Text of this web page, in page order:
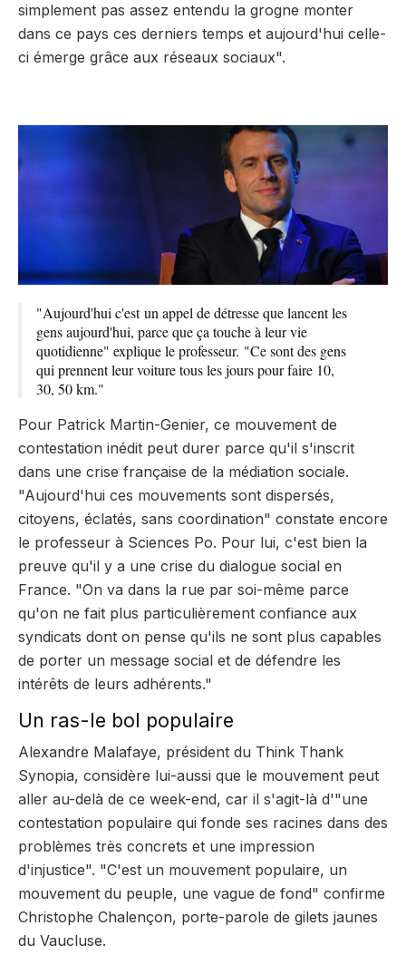
simplement pas assez entendu la grogne monter
dans ce pays ces derniers temps et aujourd'hui celle-
ci émerge grâce aux réseaux sociaux".
"Aujourd'hui c'est un appel de détresse que lancent les
gens aujourd'hui, parce que ça touche à leur vie
quotidienne" explique le professeur. "Ce sont des gens
qui prennent leur voiture tous les jours pour faire 10,
30, 50 km."
Pour Patrick Martin-Genier, ce mouvement de
contestation inédit peut durer parce qu'il s'inscrit
dans une crise française de la médiation sociale.
"Aujourd'hui ces mouvements sont dispersés,
citoyens, éclatés, sans coordination" constate encore
le professeur à Sciences Po. Pour lui, c'est bien la
preuve qu'il y a une crise du dialogue social en
France. "On va dans la rue par soi-même parce
qu'on ne fait plus particulièrement confiance aux
syndicats dont on pense qu'ils ne sont plus capables
de porter un message social et de défendre les
intérêts de leurs adhérents."
Un ras-le bol populaire
Alexandre Malafaye, président du Think Thank
Synopia, considère lui-aussi que le mouvement peut
aller au-delà de ce week-end, car il s'agit-là d'"une
contestation populaire qui fonde ses racines dans des
problèmes très concrets et une impression
d'injustice". "C'est un mouvement populaire, un
mouvement du peuple, une vague de fond" confirme
Christophe Chalençon, porte-parole de gilets jaunes
du Vaucluse.